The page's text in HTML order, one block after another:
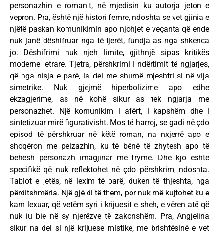
personazhin e romanit, në mjedisin ku autorja jeton e
vepron. Pra, është një histori femre, ndoshta se vet gjinia e
njëtë paskan komunikimin apo njohjet e veçanta që ende
nuk janë dëshifruar nga të tjerët, fundja as nga shkenca
jo. Dëshifrimi nuk njeh limite, gjithnjë sipas kritikës
moderne letrare. Tjetra, përshkrimi i ndërtimit të ngjarjes,
që nga nisja e parë, ia del me shumë mjeshtri si në vija
simetrike. Nuk gjejmë hiperbolizime apo edhe
ekzagjerime, as në kohë sikur as tek ngjarja me
personazhet. Një komunikim i afërt, i kapshëm dhe i
sintetizuar mirë figurativisht. Mos të harroj, se gadi në çdo
episod të përshkruar në këtë roman, na nxjerrë apo e
shoqëron me peizazhin, ku të bënë të zhytesh apo të
bëhesh personazh imagjinar me frymë. Dhe kjo është
specifikë që nuk reflektohet në çdo përshkrim, ndoshta.
Tablot e jetës, në lexim të parë, duken të thjeshta, nga
përditshmëria. Një gjë di të them, por nuk më kujtohet ku e
kam lexuar, që vetëm syri i krijuesit e sheh, e vëren atë që
nuk iu bie në sy njerëzve të zakonshëm. Pra, Angjelina
sikur na del si një krijuese mistike, me brishtësinë e vet